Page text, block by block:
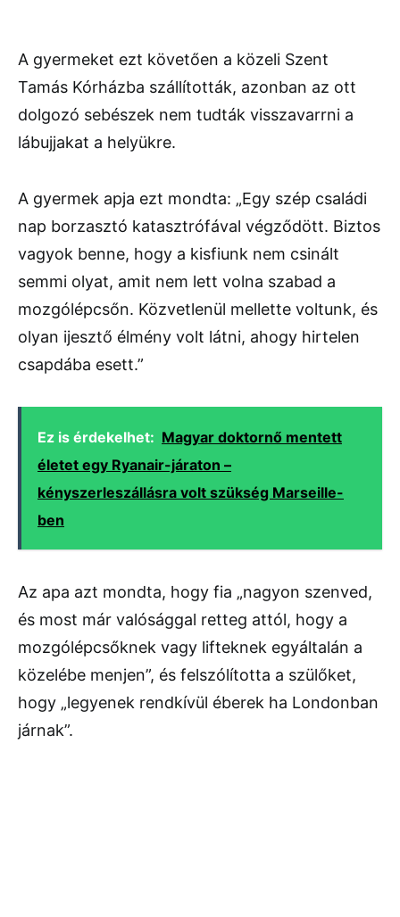
A gyermeket ezt követően a közeli Szent
Tamás Kórházba szállították, azonban az ott
dolgozó sebészek nem tudták visszavarrni a
lábujjakat a helyükre.
A gyermek apja ezt mondta: „Egy szép családi
nap borzasztó katasztrófával végződött. Biztos
vagyok benne, hogy a kisfiunk nem csinált
semmi olyat, amit nem lett volna szabad a
mozgólépcsőn. Közvetlenül mellette voltunk, és
olyan ijesztő élmény volt látni, ahogy hirtelen
csapdába esett.”
Ez is érdekelhet: Magyar doktornő mentett
életet egy Ryanair-járaton –
kényszerleszállásra volt szükség Marseille-
ben
Az apa azt mondta, hogy fia „nagyon szenved,
és most már valósággal retteg attól, hogy a
mozgólépcsőknek vagy lifteknek egyáltalán a
közelébe menjen”, és felszólította a szülőket,
hogy „legyenek rendkívül éberek ha Londonban
járnak”.